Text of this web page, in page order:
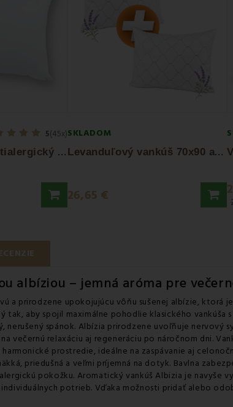
5(45x)
V
ankúš 70 x 90 antialergický EMI standard
SKLADOM
L
evanduľový vankúš 70x90 antialergický...
26,65 €
albíziou – jemná aróma pre
a prirodzene upokojujúcu vôňu sušenej albízie, ktorá je
tak, aby spojil maximálne pohodlie klasického vankúša
spánok. Albízia prirodzene uvoľňuje nervový
večernú relaxáciu aj regeneráciu po náročnom dni.
prostredie, ideálne na zaspávanie aj
priedušná a veľmi príjemná na dotyk. Bavlna
pokožku. Aromatický vankúš Albizia je navyše
potrieb. Vďaka možnosti pridať alebo